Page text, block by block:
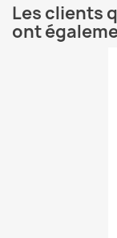
Les clients
ont